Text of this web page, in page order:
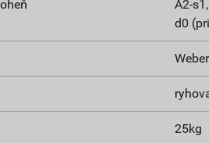
A2-
d0
Weber
25kg